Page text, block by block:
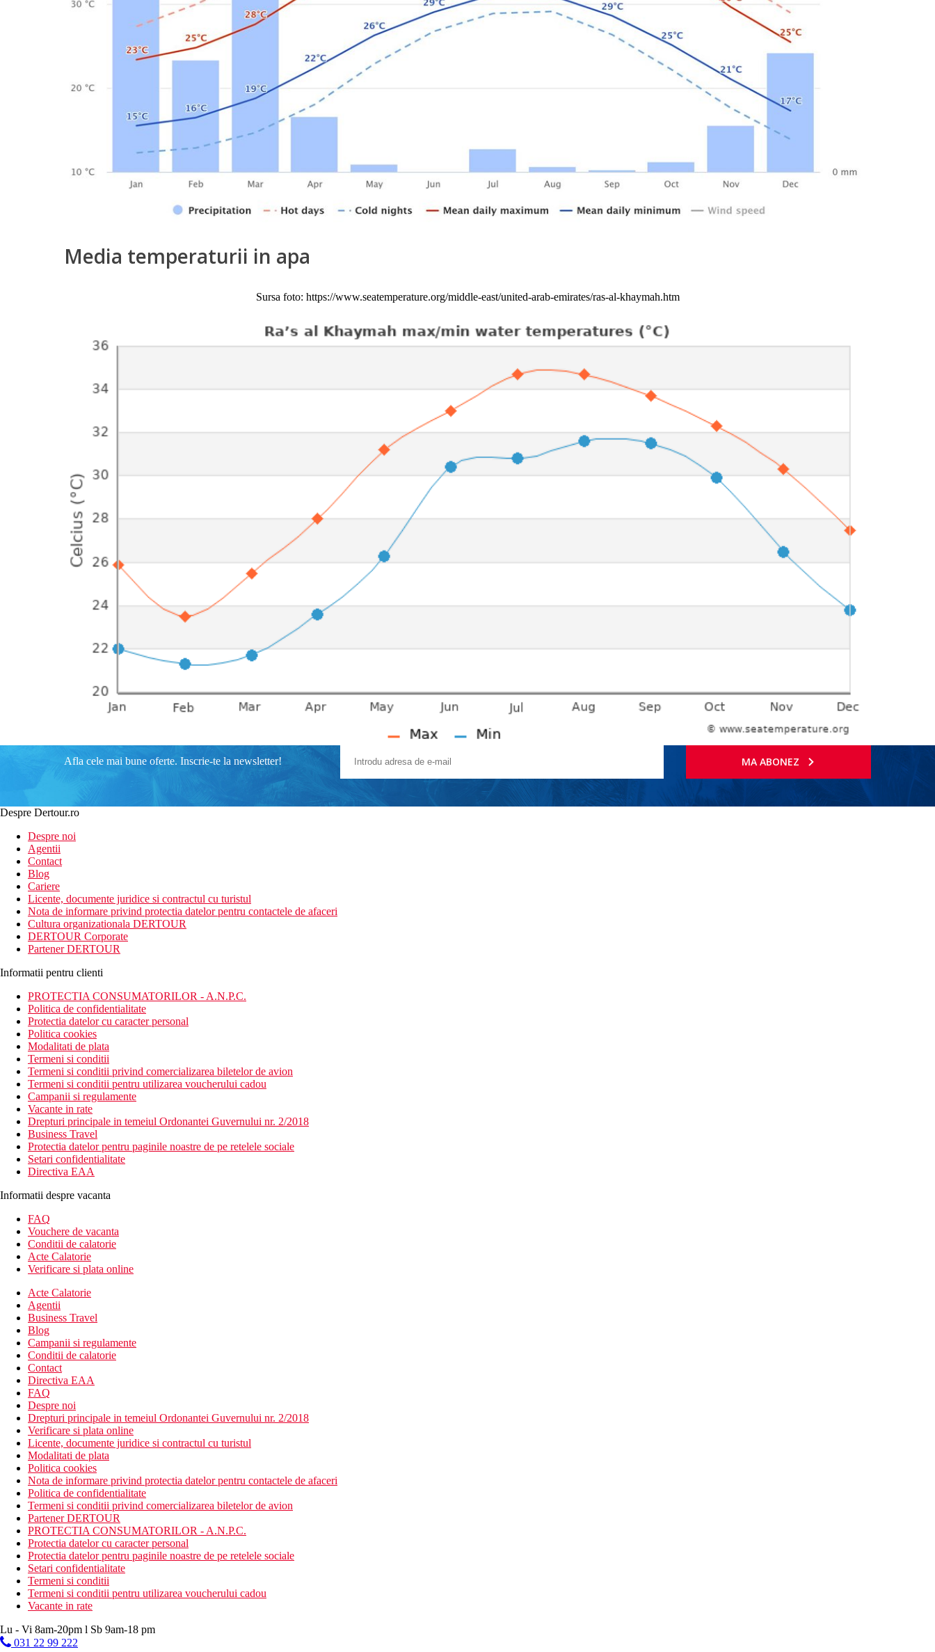
Media temperaturii in apa
Sursa foto: https://www.seatemperature.org/middle-east/united-arab-emirates/ras-al-khaymah.htm
Afla cele mai bune oferte. Inscrie-te la newsletter! MA ABONEZ
Despre Dertour.ro
Despre noi
Agentii
Contact
Blog
Cariere
Licente, documente juridice si contractul cu turistul
Nota de informare privind protectia datelor pentru contactele de afaceri
Cultura organizationala DERTOUR
DERTOUR Corporate
Partener DERTOUR
Informatii pentru clienti
PROTECTIA CONSUMATORILOR - A.N.P.C.
Politica de confidentialitate
Protectia datelor cu caracter personal
Politica cookies
Modalitati de plata
Termeni si conditii
Termeni si conditii privind comercializarea biletelor de avion
Termeni si conditii pentru utilizarea voucherului cadou
Campanii si regulamente
Vacante in rate
Drepturi principale in temeiul Ordonantei Guvernului nr. 2/2018
Business Travel
Protectia datelor pentru paginile noastre de pe retelele sociale
Setari confidentialitate
Directiva EAA
Informatii despre vacanta
FAQ
Vouchere de vacanta
Conditii de calatorie
Acte Calatorie
Verificare si plata online
Acte Calatorie
Agentii
Business Travel
Blog
Campanii si regulamente
Conditii de calatorie
Contact
Directiva EAA
FAQ
Despre noi
Drepturi principale in temeiul Ordonantei Guvernului nr. 2/2018
Verificare si plata online
Licente, documente juridice si contractul cu turistul
Modalitati de plata
Politica cookies
Nota de informare privind protectia datelor pentru contactele de afaceri
Politica de confidentialitate
Termeni si conditii privind comercializarea biletelor de avion
Partener DERTOUR
PROTECTIA CONSUMATORILOR - A.N.P.C.
Protectia datelor cu caracter personal
Protectia datelor pentru paginile noastre de pe retelele sociale
Setari confidentialitate
Termeni si conditii
Termeni si conditii pentru utilizarea voucherului cadou
Vacante in rate
Lu - Vi 8am-20pm l Sb 9am-18 pm
031 22 99 222